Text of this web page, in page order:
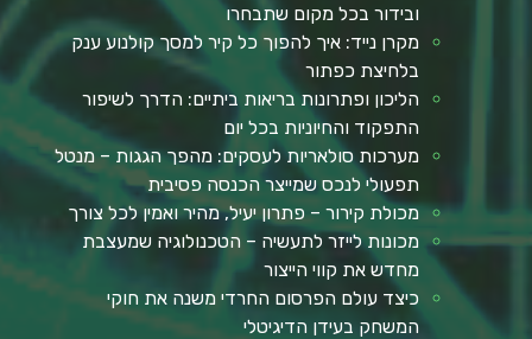
ובידור בכל מקום שתבחרו
מקרן נייד: איך להפוך כל קיר למסך קולנוע ענק
בלחיצת כפתור
הליכון ופתרונות בריאות ביתיים: הדרך לשיפור
התפקוד והחיוניות בכל יום
מערכות סולאריות לעסקים: מהפך הגגות – מנטל
תפעולי לנכס שמייצר הכנסה פסיבית
מכולת קירור – פתרון יעיל, מהיר ואמין לכל צורך
מכונות לייזר לתעשיה – הטכנולוגיה שמעצבת
מחדש את קווי הייצור
כיצד עולם הפרסום החרדי משנה את חוקי
המשחק בעידן הדיגיטלי